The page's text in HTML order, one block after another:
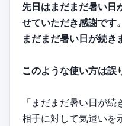
先日はまだまだ暑い日
せていただき感謝です。
まだまだ暑い日が続き
このような使い方は誤
「まだまだ暑い日が続
相手に対して気遣いを